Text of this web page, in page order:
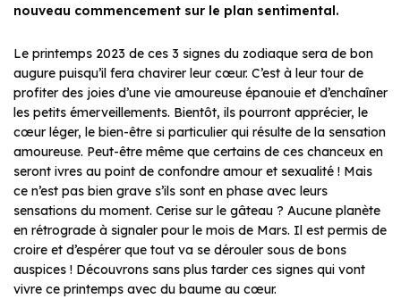
nouveau commencement sur le plan sentimental.
Le printemps 2023 de ces 3 signes du zodiaque sera de bon
augure puisqu’il fera chavirer leur cœur. C’est à leur tour de
profiter des joies d’une vie amoureuse épanouie et d’enchaîner
les petits émerveillements. Bientôt, ils pourront apprécier, le
cœur léger, le bien-être si particulier qui résulte de la sensation
amoureuse. Peut-être même que certains de ces chanceux en
seront ivres au point de confondre amour et sexualité ! Mais
ce n’est pas bien grave s’ils sont en phase avec leurs
sensations du moment. Cerise sur le gâteau ? Aucune planète
en rétrograde à signaler pour le mois de Mars. Il est permis de
croire et d’espérer que tout va se dérouler sous de bons
auspices ! Découvrons sans plus tarder ces signes qui vont
vivre ce printemps avec du baume au cœur.